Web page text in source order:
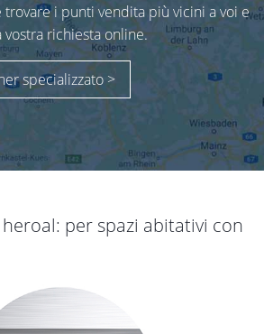
i punti vendita più vicini a voi e
richiesta online.
specializzato >
per spazi abitativi con